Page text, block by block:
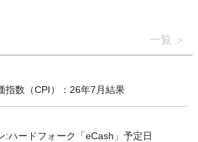
一覧
指数（CPI）：26年7月結果
:ハードフォーク「eCash」予定日